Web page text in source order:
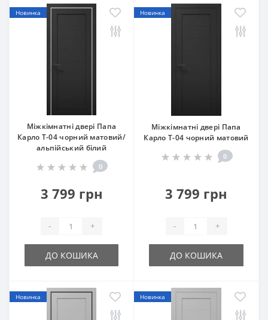
Новинка
Міжкімнатні двері Папа
Карло T-04 чорний матовий/
альпійський білий
0
3 799 грн
- +
ДО КОШИКА
Новинка
Міжкімнатні двері Папа
Карло T-04 чорний матовий
0
3 799 грн
- +
ДО КОШИКА
Новинка Новинка